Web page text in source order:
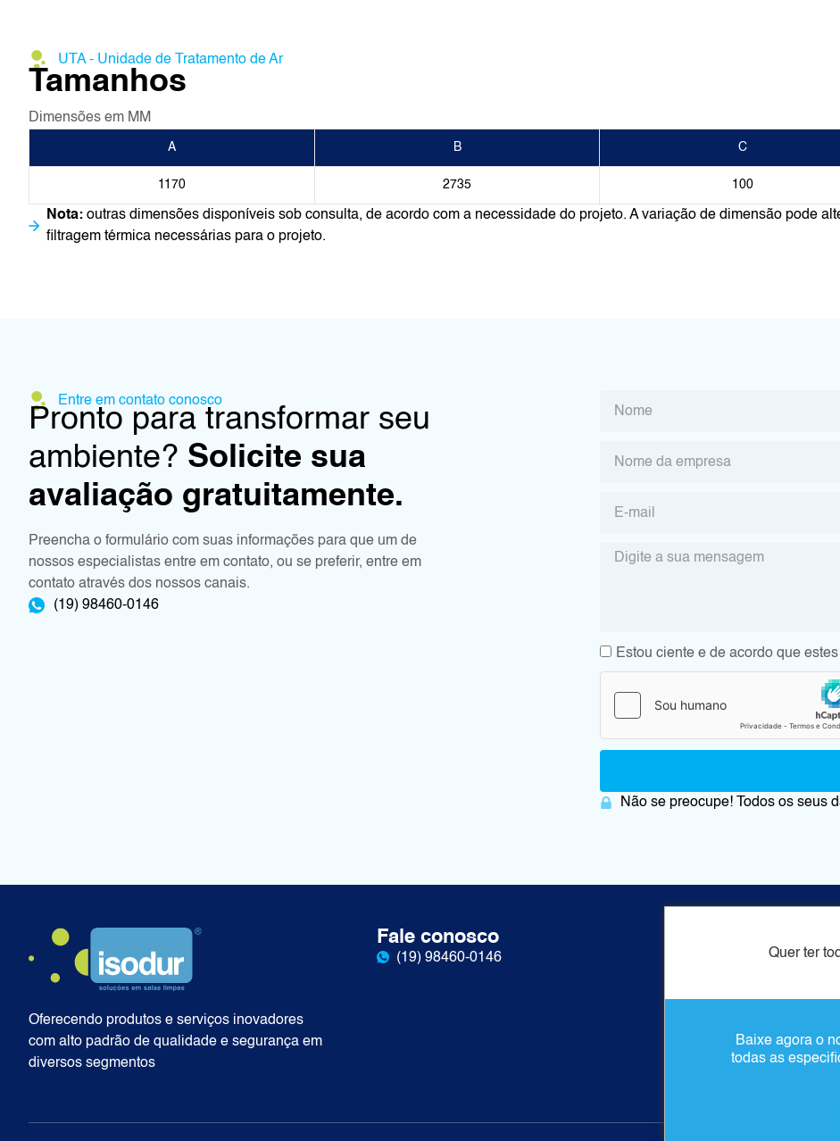
Quer ter
Baixe agora o
todas as
UTA - Unidade de Tratamento de Ar
Tamanhos
Dimensões em MM
A B C
1170 2735 100
Nota: outras dimensões disponíveis sob consulta, de acordo com a necessidade do projeto. A variação de dimensão pode
filtragem térmica necessárias para o projeto.
Entre em contato conosco
Pronto para transformar seu
ambiente? Solicite sua
avaliação gratuitamente.
Preencha o formulário com suas informações para que um de
nossos especialistas entre em contato, ou se preferir, entre em
contato através dos nossos canais.
(19) 98460-0146
Estou ciente e de acordo que
Alternative:
Não se preocupe! Todos os seus
Oferecendo produtos e serviços inovadores
com alto padrão de qualidade e segurança em
diversos segmentos
Fale conosco
(19) 98460-0146
Conteúdos